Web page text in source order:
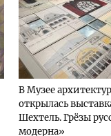
В Музее
открылась
Шехтель. Грёзы
модерна»